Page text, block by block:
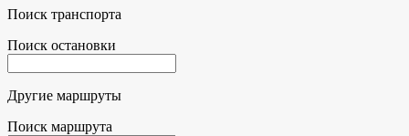
Поиск транспорта
Поиск остановки
Другие маршруты
Поиск маршрута